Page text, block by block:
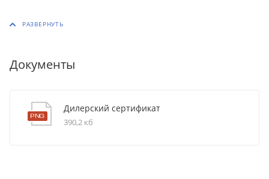
Документы
Дилерский сертификат
390,2 кб